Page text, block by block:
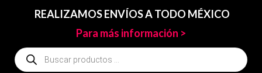
REALIZAMOS ENVÍOS A TODO MÉXICO
Para más información >
Búsqueda
de
productos